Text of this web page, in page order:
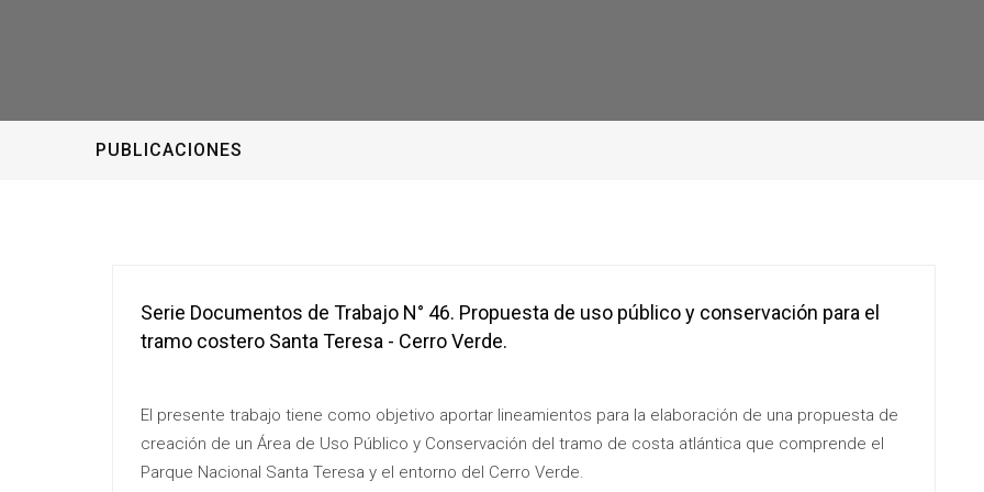
PUBLICACIONES
Serie Documentos de Trabajo N° 46. Propuesta de uso público y conservación para el
tramo costero Santa Teresa - Cerro Verde.
El presente trabajo tiene como objetivo aportar lineamientos para la elaboración de una propuesta de
creación de un Área de Uso Público y Conservación del tramo de costa atlántica que comprende el
Parque Nacional Santa Teresa y el entorno del Cerro Verde.